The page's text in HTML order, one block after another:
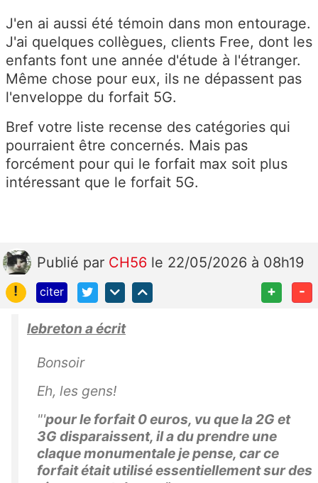
J'en ai aussi été témoin dans mon entourage.
J'ai quelques collègues, clients Free, dont les
enfants font une année d'étude à l'étranger.
Même chose pour eux, ils ne dépassent pas
l'enveloppe du forfait 5G.
Bref votre liste recense des catégories qui
pourraient être concernés. Mais pas
forcément pour qui le forfait max soit plus
intéressant que le forfait 5G.
Publié par CH56 le 22/05/2026 à 08h19
!
citer + -
lebreton a écrit
Bonsoir
Eh, les gens!
"'pour le forfait 0 euros, vu que la 2G et
3G disparaissent, il a du prendre une
claque monumentale je pense, car ce
forfait était utilisé essentiellement sur des